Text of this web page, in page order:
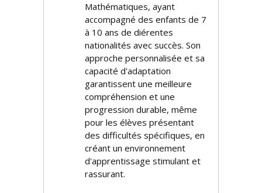
Mathématiques, ayant
accompagné des enfants de 7
à 10 ans de différentes
nationalités avec succès. Son
approche personnalisée et sa
capacité d'adaptation
garantissent une meilleure
compréhension et une
progression durable, même
pour les élèves présentant
des difficultés spécifiques, en
créant un environnement
d'apprentissage stimulant et
rassurant.